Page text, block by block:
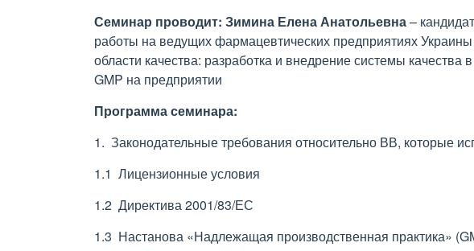
Семинар проводит: Зимина Елена Анатольевна–
работы на ведущих фармацевтических предприятиях Украины
области качества: разработка и внедрение системы качества
GMP на предприятии
Программа семинара:
1. Законодательные требования относительно ВВ, которые
1.1 Лицензионные условия
1.2 Директива 2001/83/ЕС
1.3 Настанова «Надлежащая производственная практика»